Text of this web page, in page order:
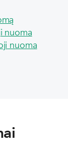
nuoma
nuoma